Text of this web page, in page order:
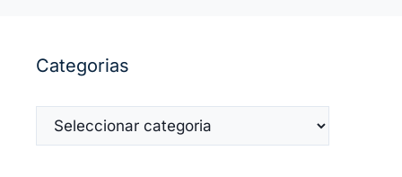
Categorias
Categorias